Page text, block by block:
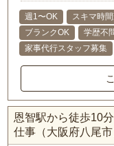
週1〜OK スキマ時
ブランクOK
学歴不
家事代行スタッフ募集
恩智駅から徒歩10
仕事（大阪府八尾市